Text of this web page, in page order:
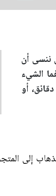
ننسى أن
الشيء
أو
إلى